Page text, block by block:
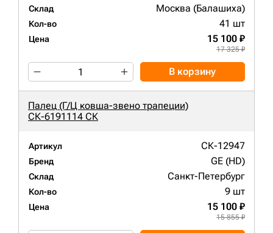
Склад Москва (Балашиха)
Кол-во 41 шт
Цена 15 100 ₽
17 325 ₽
В корзину
Палец (Г/Ц ковша-звено трапеции)
СК-6191114 СК
Артикул СК-12947
Бренд GE (HD)
Склад Санкт-Петербург
Кол-во 9 шт
Цена 15 100 ₽
15 855 ₽